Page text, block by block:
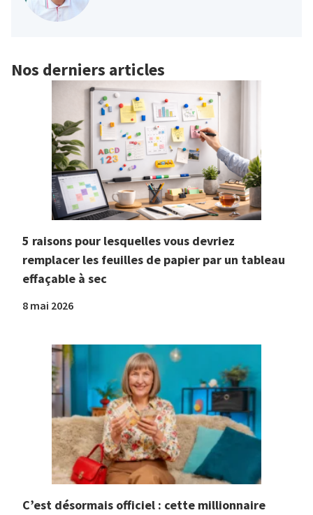
Nos derniers articles
5 raisons pour lesquelles vous devriez
remplacer les feuilles de papier par un tableau
effaçable à sec
8 mai 2026
C’est désormais officiel : cette millionnaire